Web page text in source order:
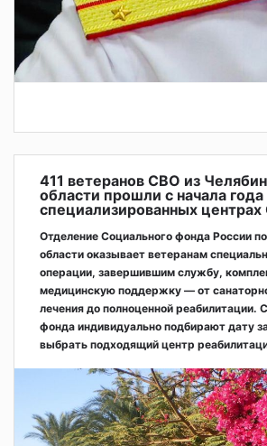
411 ветеранов СВО из
области прошли с начала
специализированных
Отделение Социального фонда России
области оказывает ветеранам
операции, завершившим службу,
медицинскую поддержку — от
лечения до полноценной реабилитации.
фонда индивидуально подбирают дату
выбрать подходящий центр